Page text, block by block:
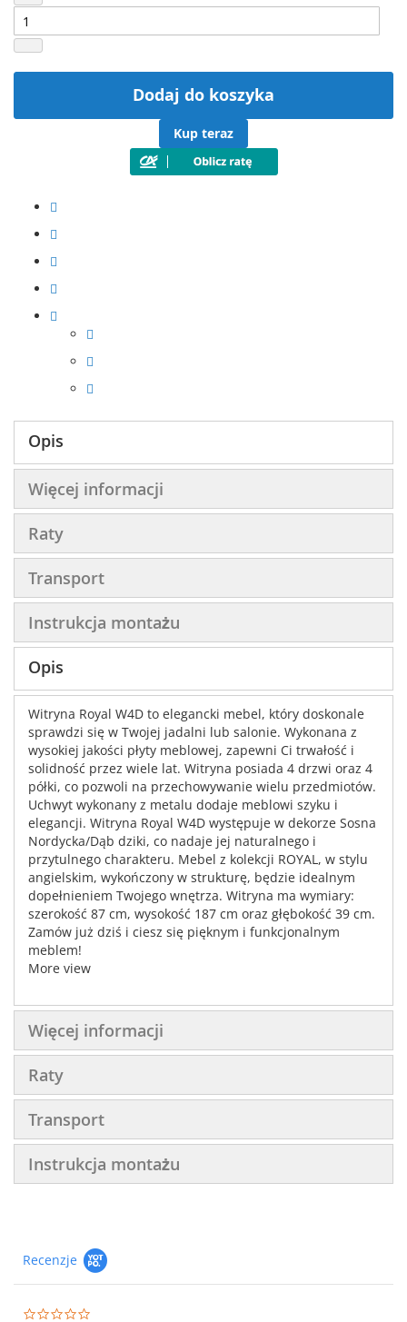
Dodaj do koszyka
Kup teraz
Opis
Więcej informacji
Raty
Transport
Instrukcja montażu
Opis
Witryna Royal W4D to elegancki mebel, który doskonale
sprawdzi się w Twojej jadalni lub salonie. Wykonana z
wysokiej jakości płyty meblowej, zapewni Ci trwałość i
solidność przez wiele lat. Witryna posiada 4 drzwi oraz 4
półki, co pozwoli na przechowywanie wielu przedmiotów.
Uchwyt wykonany z metalu dodaje meblowi szyku i
elegancji. Witryna Royal W4D występuje w dekorze Sosna
Nordycka/Dąb dziki, co nadaje jej naturalnego i
przytulnego charakteru. Mebel z kolekcji ROYAL, w stylu
angielskim, wykończony w strukturę, będzie idealnym
dopełnieniem Twojego wnętrza. Witryna ma wymiary:
szerokość 87 cm, wysokość 187 cm oraz głębokość 39 cm.
Zamów już dziś i ciesz się pięknym i funkcjonalnym
meblem!
More view
Więcej informacji
Raty
Transport
Instrukcja montażu
Recenzje